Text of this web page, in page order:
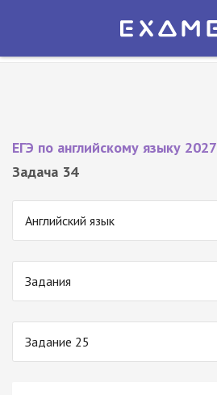
Экзамер — ЕГЭ 2027
ЕГЭ по английскому языку 2027
Задача 34
Английский язык
Задания
Задание 25